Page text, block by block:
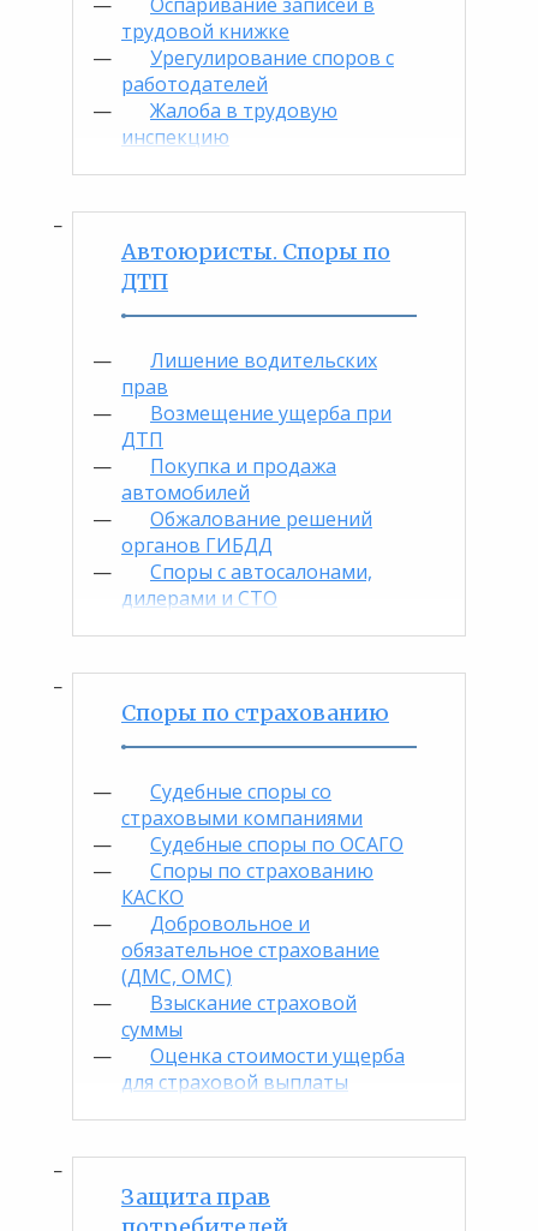
трудовой книжке
Урегулирование споров с
работодателей
Жалоба в трудовую
инспекцию
Автоюристы. Споры по
ДТП
Лишение водительских
прав
Возмещение ущерба при
ДТП
Покупка и продажа
автомобилей
Обжалование решений
органов ГИБДД
Споры с автосалонами,
дилерами и СТО
Споры по страхованию
Судебные споры со
страховыми компаниями
Судебные споры по ОСАГО
Споры по страхованию
КАСКО
Добровольное и
обязательное страхование
(ДМС, ОМС)
Взыскание страховой
суммы
Оценка стоимости ущерба
для страховой выплаты
Защита прав